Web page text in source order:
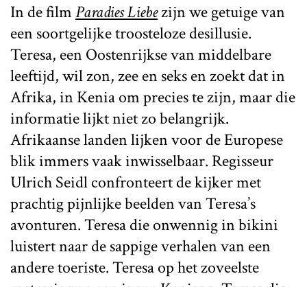
In de filmParadies Liebezijn we getuige van
een soortgelijke troosteloze desillusie.
Teresa, een Oostenrijkse van middelbare
leeftijd, wil zon, zee en seks en zoekt dat in
Afrika, in Kenia om precies te zijn, maar die
informatie lijkt niet zo belangrijk.
Afrikaanse landen lijken voor de Europese
blik immers vaak inwisselbaar. Regisseur
Ulrich Seidl confronteert de kijker met
prachtig pijnlijke beelden van Teresa’s
avonturen. Teresa die onwennig in bikini
luistert naar de sappige verhalen van een
andere toeriste. Teresa op het zoveelste